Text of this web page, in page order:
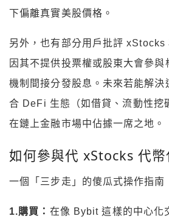
下偏離真實美股價格。
另外，也有部分用戶批評 xStocks
因其不提供投票權或股東大會參與
機制間接分發股息。未來若能解決
合 DeFi 生態（如借貸、流動性挖
在鏈上金融市場中佔據一席之地。
如何參與代 xStocks 代幣
一個「三步走」的傻瓜式操作指南
1.購買： 在像 Bybit 這樣的中心化